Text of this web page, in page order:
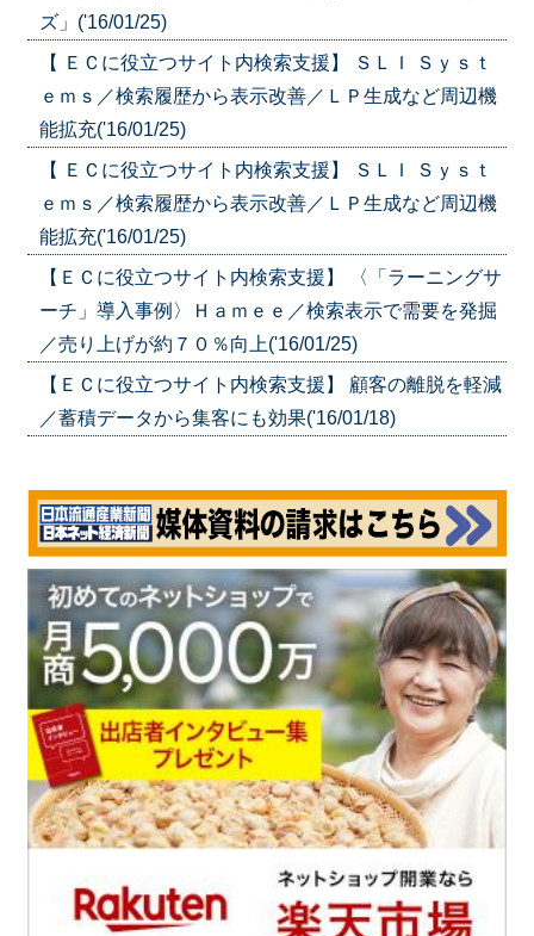
ズ」('16/01/25)
【 ＥＣに役立つサイト内検索支援】 ＳＬＩ Ｓｙｓｔ
ｅｍｓ／検索履歴から表示改善／ＬＰ生成など周辺機
能拡充('16/01/25)
【 ＥＣに役立つサイト内検索支援】 ＳＬＩ Ｓｙｓｔ
ｅｍｓ／検索履歴から表示改善／ＬＰ生成など周辺機
能拡充('16/01/25)
【ＥＣに役立つサイト内検索支援】 〈「ラーニングサ
ーチ」導入事例〉Ｈａｍｅｅ／検索表示で需要を発掘
／売り上げが約７０％向上('16/01/25)
【ＥＣに役立つサイト内検索支援】 顧客の離脱を軽減
／蓄積データから集客にも効果('16/01/18)